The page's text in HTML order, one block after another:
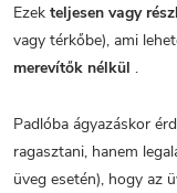
Ezek teljesen vagy
vagy térkőbe), ami
merevítők nélkül .
Padlóba ágyazáskor
ragasztani, hanem
üveg esetén), hogy az